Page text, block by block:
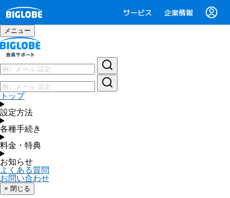
サービス 企業情報
メニュー
トップ
設定方法
各種手続き
料金・特典
お知らせ
よくある質問
お問い合わせ
× 閉じる